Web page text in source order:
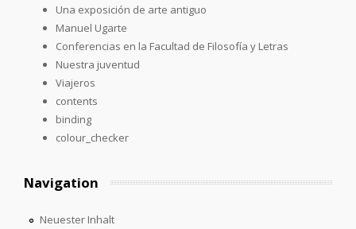
Una exposición de arte antiguo
Manuel Ugarte
Conferencias en la Facultad de Filosofía y Letras
Nuestra juventud
Viajeros
contents
binding
colour_checker
Navigation
Neuester Inhalt